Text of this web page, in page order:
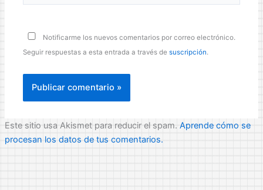
Notificarme los nuevos comentarios por correo electrónico.
Seguir respuestas a esta entrada a través desuscripción.
Este sitio usa Akismet para reducir el spam.Aprende cómo se
procesan los datos de tus comentarios.